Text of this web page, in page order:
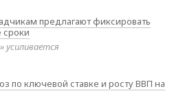
предлагают фиксировать
сроки
усиливается
по ключевой ставке и росту ВВП на